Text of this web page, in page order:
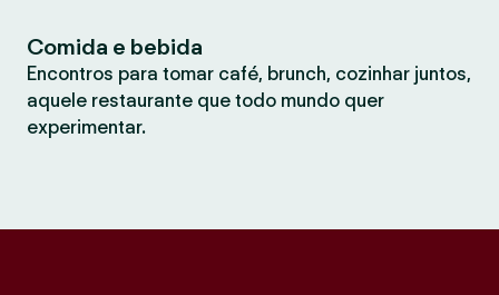
Comida e bebida
Encontros para tomar café, brunch, cozinhar juntos,
aquele restaurante que todo mundo quer
experimentar.